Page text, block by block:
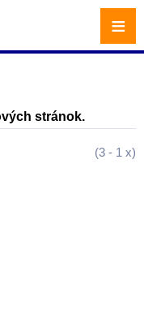
stránok.
(3 - 1 x)
≡